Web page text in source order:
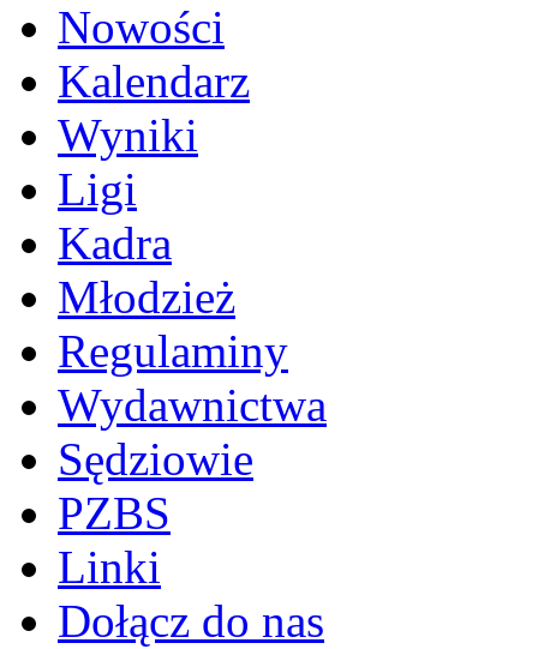
Nowości
Kalendarz
Wyniki
Ligi
Kadra
Młodzież
Regulaminy
Wydawnictwa
Sędziowie
PZBS
Linki
Dołącz do nas